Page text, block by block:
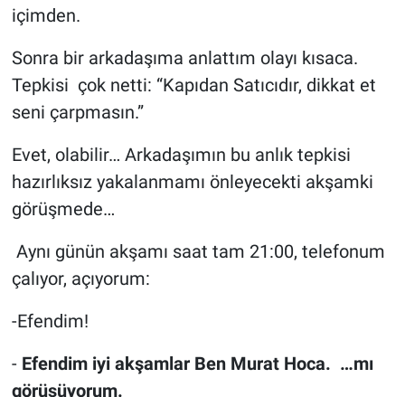
içimden.
Sonra bir arkadaşıma anlattım olayı kısaca.
Tepkisi çok netti: “Kapıdan Satıcıdır, dikkat et
seni çarpmasın.”
Evet, olabilir… Arkadaşımın bu anlık tepkisi
hazırlıksız yakalanmamı önleyecekti akşamki
görüşmede…
Aynı günün akşamı saat tam 21:00, telefonum
çalıyor, açıyorum:
-Efendim!
- Efendim iyi akşamlar Ben Murat Hoca. …mı
görüşüyorum.